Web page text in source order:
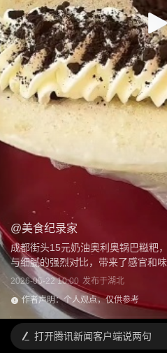
@美食纪录家
成都街头15元奶油奥利奥锅巴糍粑
与细腻的强烈对比，带来了感官和味
2026-05-22 10:00 发布于湖北
作者声明：个人观点，仅供参考
打开腾讯新闻客户端说两句